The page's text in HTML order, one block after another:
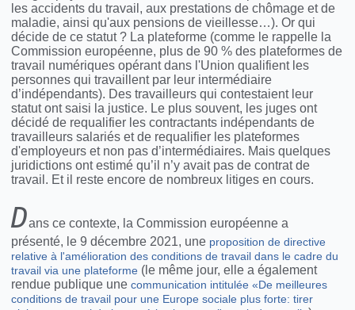
les accidents du travail, aux prestations de chômage et de
maladie, ainsi qu'aux pensions de vieillesse…). Or qui
décide de ce statut ? La plateforme (comme le rappelle la
Commission européenne, plus de 90 % des plateformes de
travail numériques opérant dans l'Union qualifient les
personnes qui travaillent par leur intermédiaire
d’indépendants). Des travailleurs qui contestaient leur
statut ont saisi la justice. Le plus souvent, les juges ont
décidé de requalifier les contractants indépendants de
travailleurs salariés et de requalifier les plateformes
d'employeurs et non pas d’intermédiaires. Mais quelques
juridictions ont estimé qu’il n’y avait pas de contrat de
travail. Et il reste encore de nombreux litiges en cours.
Dans ce contexte, la Commission européenne a
présenté, le 9 décembre 2021, une proposition de directive
relative à l'amélioration des conditions de travail dans le cadre du
travail via une plateforme (le même jour, elle a également
rendue publique unecommunication intitulée «De meilleures
conditions de travail pour une Europe sociale plus forte: tirer